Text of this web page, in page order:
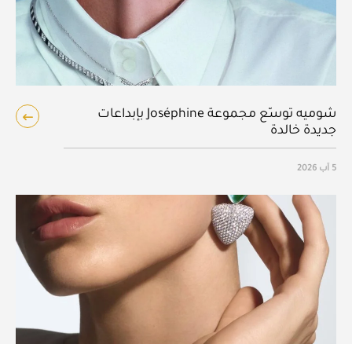
شوميه توسّع مجموعة Joséphine بإبداعات
جديدة خالدة
5 آب 2026